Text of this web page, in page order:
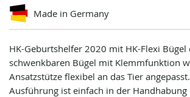
Made in Germany
HK-Geburtshelfer 2020 mit HK-Flexi Bügel
schwenkbaren Bügel mit Klemmfunktion
Ansatzstütze ﬂexibel an das Tier
Ausführung ist einfach in der